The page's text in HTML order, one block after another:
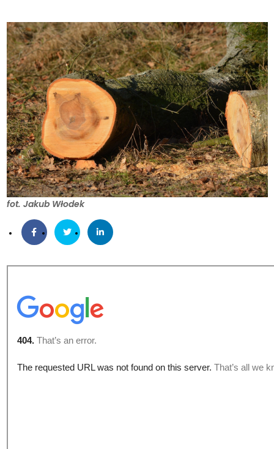
fot. Jakub Włodek